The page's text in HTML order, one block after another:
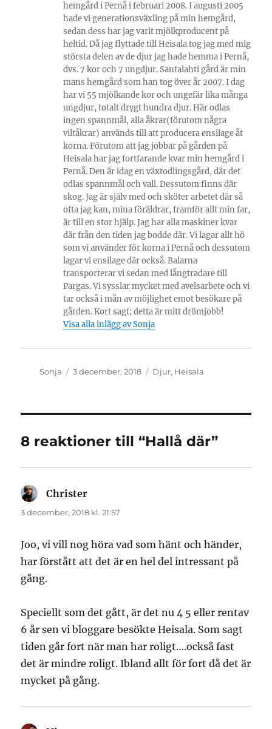
hemgård i Pernå i februari 2008. I augusti 2005
hade vi generationsväxling på min hemgård,
sedan dess har jag varit mjölkproducent på
heltid. Då jag flyttade till Heisala tog jag med mig
största delen av de djur jag hade hemma i Pernå,
dvs. 7 kor och 7 ungdjur. Santalahti gård är min
mans hemgård som han tog över år 2007. I dag
har vi 55 mjölkande kor och ungefär lika många
ungdjur, totalt drygt hundra djur. Här odlas
ingen spannmål, alla åkrar(förutom några
viltåkrar) används till att producera ensilage åt
korna. Förutom att jag jobbar på gården på
Heisala har jag fortfarande kvar min hemgård i
Pernå. Den är idag en växtodlingsgård, där det
odlas spannmål och vall. Dessutom finns där
skog. Jag är själv med och sköter arbetet där så
ofta jag kan, mina föräldrar, framför allt min far,
är till en stor hjälp. Jag har alla maskiner kvar
där från den tiden jag bodde där. Vi lagar allt hö
som vi använder för korna i Pernå och dessutom
lagar vi ensilage där också. Balarna
transporterar vi sedan med långtradare till
Pargas. Vi sysslar mycket med avelsarbete och vi
tar också i mån av möjlighet emot besökare på
gården. Kort sagt; detta är mitt drömjobb!
Visa alla inlägg av Sonja
Författare
Sonja
Publicerat
3 december, 2018 Kategorier
Djur, Heisala
8 reaktioner till “Hallå där”
Christer
3 december, 2018 kl. 21:57
Joo, vi vill nog höra vad som hänt och händer,
har förstått att det är en hel del intressant på
gång.
Speciellt som det gått, är det nu 4 5 eller rentav
6 år sen vi bloggare besökte Heisala. Som sagt
tiden går fort när man har roligt….också fast
det är mindre roligt. Ibland allt för fort då det är
mycket på gång.